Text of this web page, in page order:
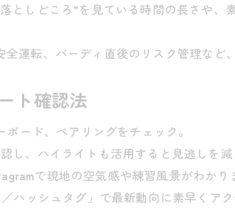
としどころ”を見ている時間の長さや
運転、バーディ直後のリスク管理など
ト確認法
ード、ペアリングをチェック。
し、ハイライトも活用すると見逃しを減
で現地の空気感や練習風景がわかり
ハッシュタグ」で最新動向に素早くアク